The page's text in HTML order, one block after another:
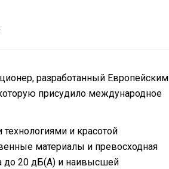
разработанный Европейским
присудило международное
и красотой
материалы и превосходная
до 20 дБ(А) и наивысшей